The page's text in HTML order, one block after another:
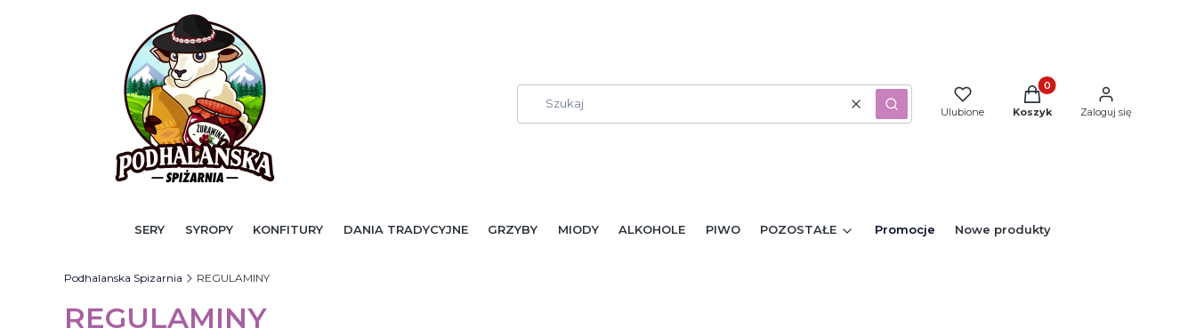
WyczyśćSzukaj Ulubione
Produkty w koszyku: 0.
Koszyk Zaloguj się
SERY SYROPY KONFITURY DANIA TRADYCYJNE GRZYBY MIODY ALKOHOLE PIWO POZOSTAŁE Promocje Nowe produkty
Podhalanska Spizarnia REGULAMINY
REGULAMINY